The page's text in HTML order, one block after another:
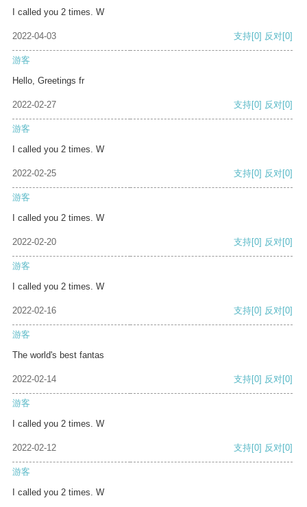
I called you 2 times. W
2022-04-03 支持[0] 反对[0]
游客
Hello, Greetings fr
2022-02-27 支持[0] 反对[0]
游客
I called you 2 times. W
2022-02-25 支持[0] 反对[0]
游客
I called you 2 times. W
2022-02-20 支持[0] 反对[0]
游客
I called you 2 times. W
2022-02-16 支持[0] 反对[0]
游客
The world's best fantas
2022-02-14 支持[0] 反对[0]
游客
I called you 2 times. W
2022-02-12 支持[0] 反对[0]
游客
I called you 2 times. W